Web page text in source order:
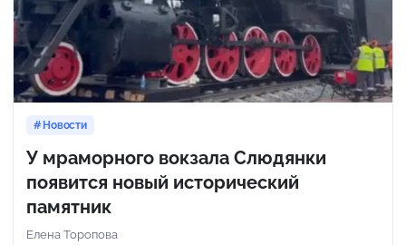
Новости
У мраморного вокзала Слюдянки
появится новый исторический
памятник
Елена Торопова